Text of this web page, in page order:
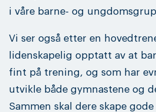
i våre barne- og
Vi ser også etter en
lidenskapelig opptatt av at
fint på trening, og som har
utvikle både gymnastene og
Sammen skal dere skape